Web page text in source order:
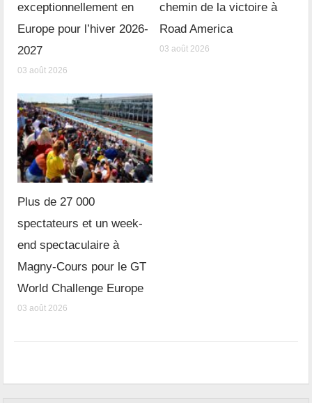
exceptionnellement en
Europe pour l’hiver 2026-
2027
03 août 2026
chemin de la victoire à
Road America
03 août 2026
Plus de 27 000
spectateurs et un week-
end spectaculaire à
Magny-Cours pour le GT
World Challenge Europe
03 août 2026